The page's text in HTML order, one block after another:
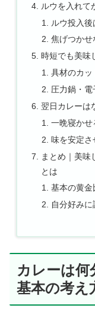
ルウを入れて
ルウ投入後
焦げつかせ
時短でも美味
具材のカッ
圧力鍋・
翌日カレーは
一晩寝かせ
味を安定さ
まとめ｜美味
とは
基本の黄
自分好み
カレーは何
基本の考え